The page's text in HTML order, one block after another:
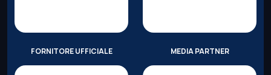
FORNITORE UFFICIALE MEDIA PARTNER